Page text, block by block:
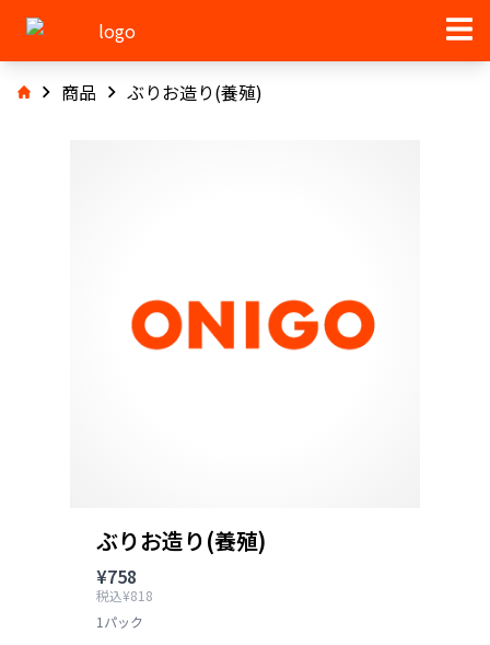
商品 ぶりお造り(養殖)
ぶりお造り(養殖)
¥758
税込¥818
1パック